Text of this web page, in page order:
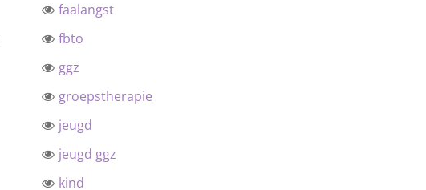
faalangst
fbto
ggz
groepstherapie
jeugd
jeugd ggz
kind